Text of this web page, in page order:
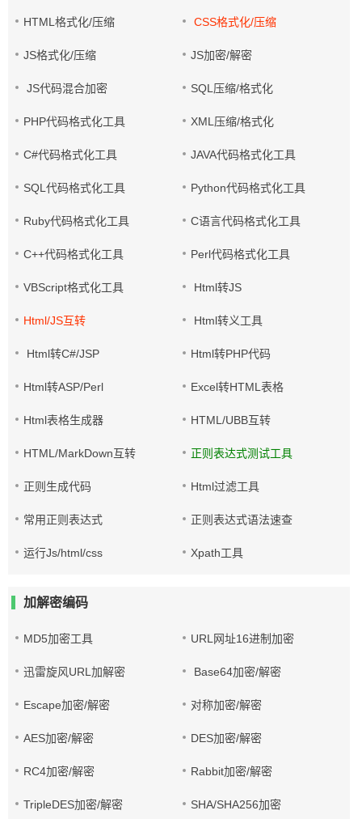
HTML格式化/压缩 CSS格式化/压缩
JS格式化/压缩 JS加密/解密
JS代码混合加密 SQL压缩/格式化
PHP代码格式化工具 XML压缩/格式化
C#代码格式化工具 JAVA代码格式化工具
SQL代码格式化工具 Python代码格式化工具
Ruby代码格式化工具 C语言代码格式化工具
C++代码格式化工具 Perl代码格式化工具
VBScript格式化工具 Html转JS
Html/JS互转 Html转义工具
Html转C#/JSP Html转PHP代码
Html转ASP/Perl Excel转HTML表格
Html表格生成器 HTML/UBB互转
HTML/MarkDown互转 正则表达式测试工具
正则生成代码 Html过滤工具
常用正则表达式 正则表达式语法速查
运行Js/html/css Xpath工具
加解密编码
MD5加密工具 URL网址16进制加密
迅雷旋风URL加解密 Base64加密/解密
Escape加密/解密 对称加密/解密
AES加密/解密 DES加密/解密
RC4加密/解密 Rabbit加密/解密
TripleDES加密/解密 SHA/SHA256加密